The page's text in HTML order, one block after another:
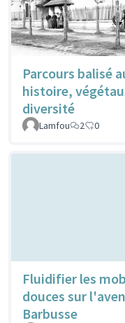
Parcours balisé
histoire,
diversité
Lamfou 2 0
Fluidifier les
douces sur
Barbusse